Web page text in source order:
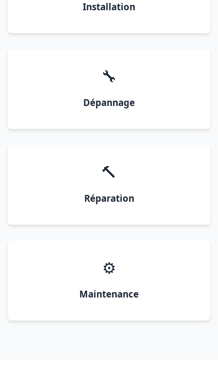
Installation
🔧
Dépannage
🔨
Réparation
⚙️
Maintenance